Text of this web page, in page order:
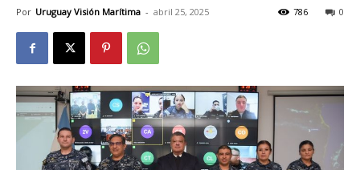
Por Uruguay Visión Marítima - abril 25, 2025 0
786